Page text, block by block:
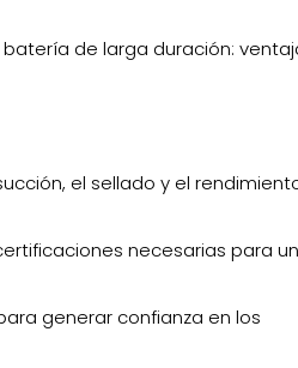
de larga duración:
el sellado y el
necesarias para un
generar confianza en los